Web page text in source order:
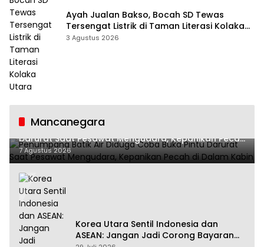
Ayah Jualan Bakso, Bocah SD Tewas
Tersengat Listrik di Taman Literasi Kolaka
Utara
3 Agustus 2026
Mancanegara
Penumpang Batik Air Diduga Coba Buka Pintu
Darurat Saat Pesawat Mengudara, Kepanikan Pecah
di Dalam Kabin
7 Agustus 2026
Korea Utara Sentil Indonesia dan
ASEAN: Jangan Jadi Corong Bayaran